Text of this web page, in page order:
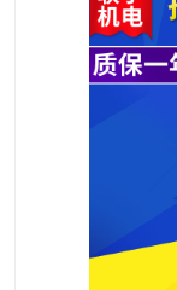
高频压花压标机
泡壳包装封口机